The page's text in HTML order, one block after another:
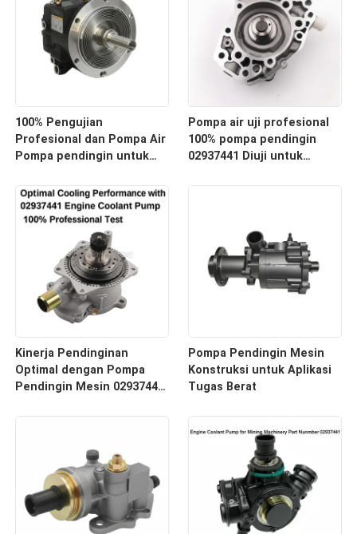
100% Pengujian
Profesional dan Pompa Air
Pompa pendingin untuk
Pompa air uji profesional
100% pompa pendingin
02937441 Diuji untuk
Kinerja Pendinginan
Optimal dengan Pompa
Pendingin Mesin 02937441
Pompa Pendingin Mesin
Konstruksi untuk Aplikasi
Tugas Berat